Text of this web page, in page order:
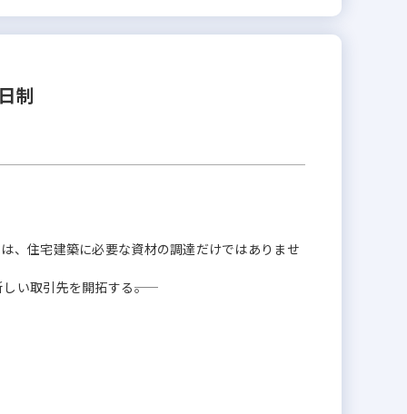
制
、住宅建築に必要な資材の調達だけではありませ
い取引先を開拓する――。